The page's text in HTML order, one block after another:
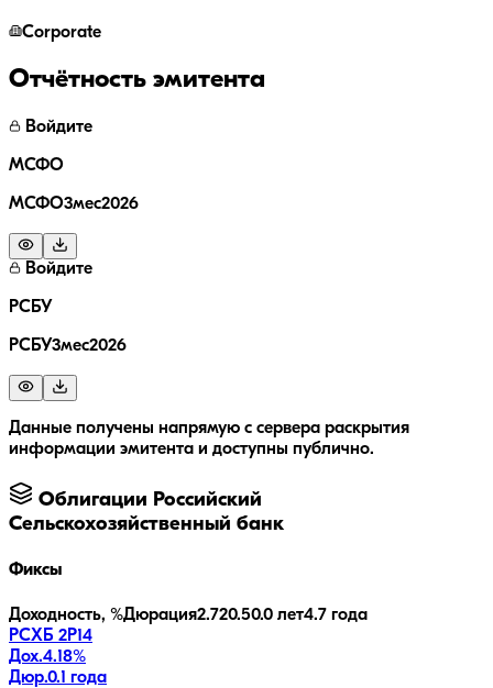
Corporate
Отчётность эмитента
Войдите
МСФО
МСФО3мес2026
Войдите
РСБУ
РСБУ3мес2026
Данные получены напрямую с сервера раскрытия
информации эмитента и доступны публично.
Облигации Российский
Сельскохозяйственный банк
Фиксы
Доходность, %Дюрация2.720.50.0 лет4.7 года
РСХБ 2Р14
Дох.4.18%
Дюр.0.1 года